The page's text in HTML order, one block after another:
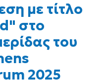
με τίτλο
στο
του
2025